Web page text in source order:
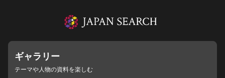
ギャラリー
テーマや人物の資料を楽しむ